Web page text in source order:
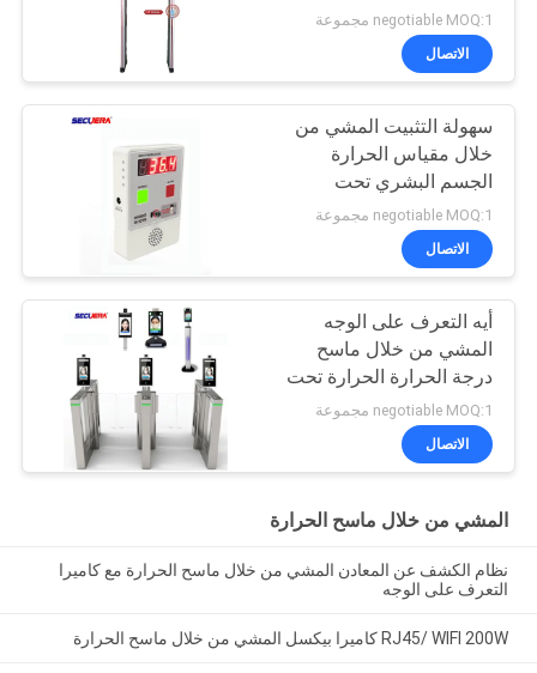
تحت الحمراء جهاز التحكم
عن بعد
negotiable MOQ:1 مجموعة
الاتصال
سهولة التثبيت المشي من
خلال مقياس الحرارة
الجسم البشري تحت
الحمراء حرارة الصندوق
negotiable MOQ:1 مجموعة
الاتصال
أيه التعرف على الوجه
المشي من خلال ماسح
درجة الحرارة الحرارة تحت
الحمراء الرقمية
negotiable MOQ:1 مجموعة
الاتصال
المشي من خلال ماسح الحرارة
نظام الكشف عن المعادن المشي من خلال ماسح الحرارة مع كاميرا
التعرف على الوجه
RJ45/ WIFI 200W كاميرا بيكسل المشي من خلال ماسح الحرارة